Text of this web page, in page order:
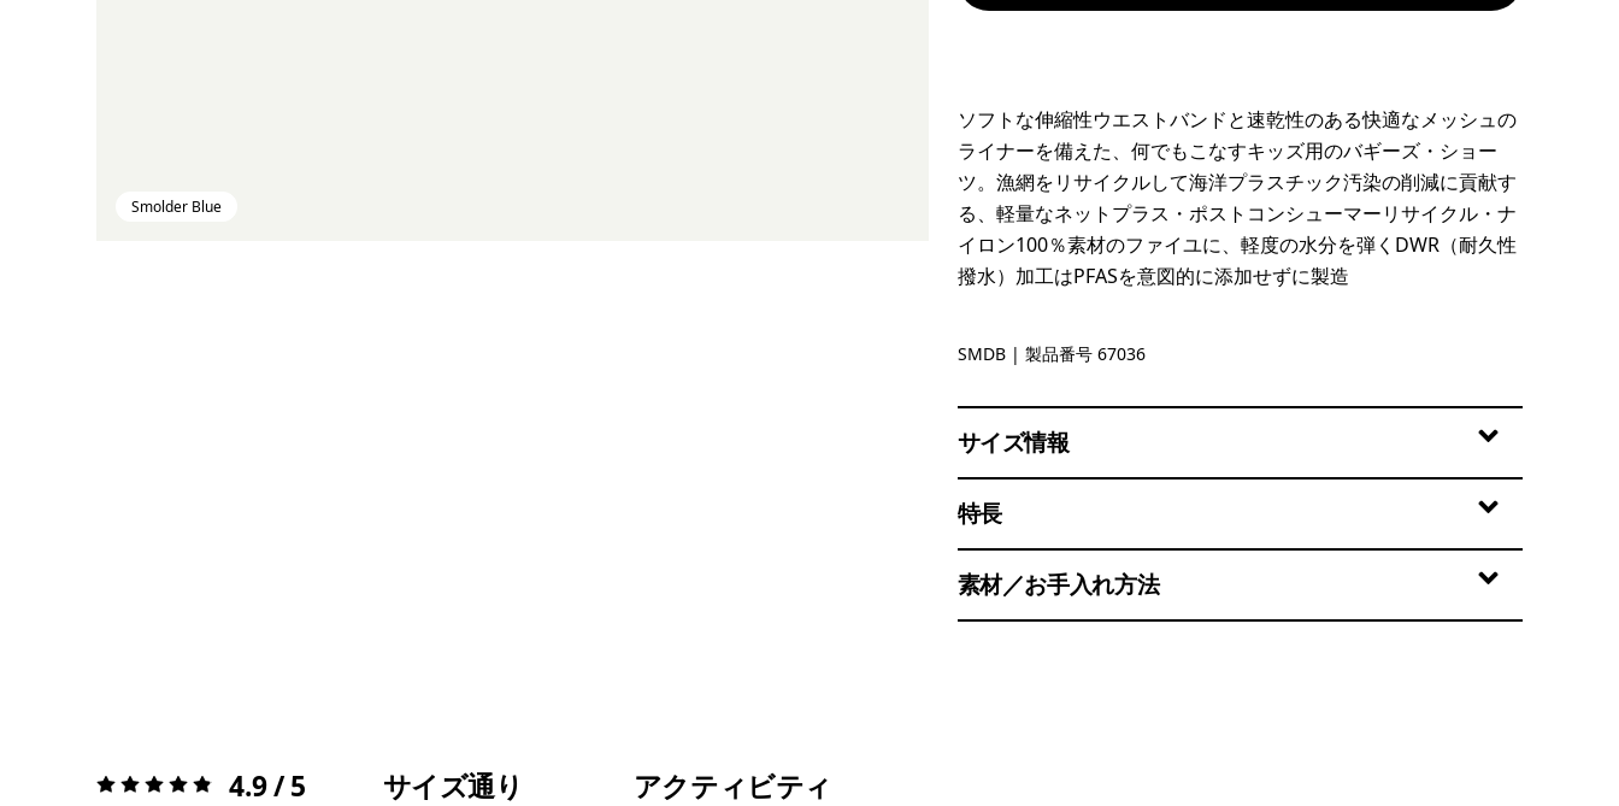
Smolder Blue
ソフトな伸縮性ウエストバンドと速乾性のある快適なメッシュの
ライナーを備えた、何でもこなすキッズ用のバギーズ・ショー
ツ。漁網をリサイクルして海洋プラスチック汚染の削減に貢献す
る、軽量なネットプラス・ポストコンシューマーリサイクル・ナ
イロン100％素材のファイユに、軽度の水分を弾くDWR（耐久性
撥水）加工はPFASを意図的に添加せずに製造
Smolder Blue
SMDB | 製品番号 67036
サイズ情報
特長
素材／お手入れ方法
評価:4.9 / 5 4.9 / 5 サイズ通り アクティビティ